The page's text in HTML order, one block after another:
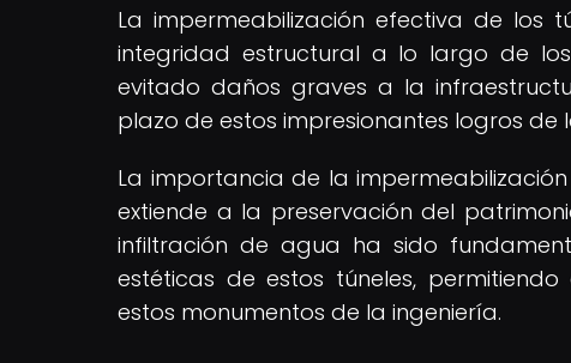
La impermeabilización efectiva de los
integridad estructural a lo largo de
evitado daños graves a la
plazo de estos impresionantes logros de
La importancia de la
extiende a la preservación del
infiltración de agua ha sido
estéticas de estos túneles,
estos monumentos de la ingeniería.